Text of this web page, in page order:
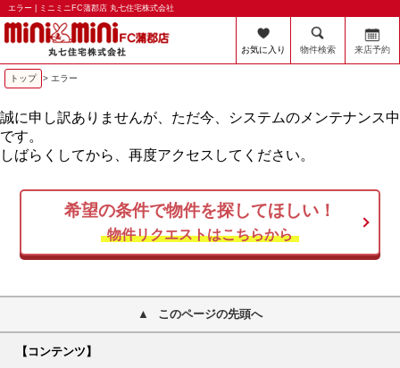
エラー | ミニミニFC蒲郡店 丸七住宅株式会社
お気に入り 物件検索 来店予約
トップ > エラー
誠に申し訳ありませんが、ただ今、システムのメンテナンス中
です。
しばらくしてから、再度アクセスしてください。
希望の条件で物件を探してほしい！
物件リクエストはこちらから
このページの先頭へ
【コンテンツ】